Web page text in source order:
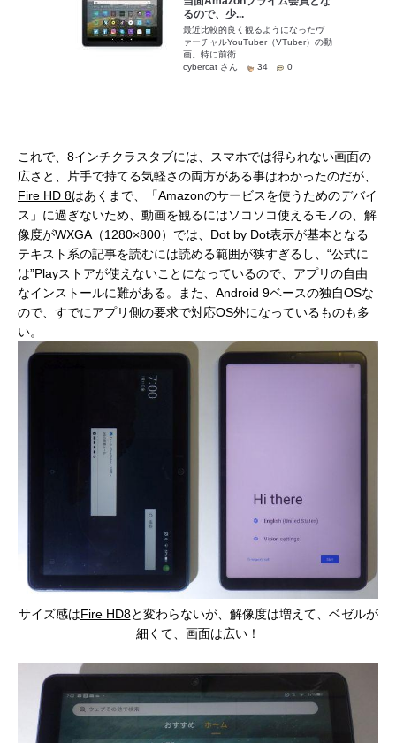
これで、8インチクラスタブには、スマホでは得られない画面の
広さと、片手で持てる気軽さの両方がある事はわかったのだが、
Fire HD 8はあくまで、「Amazonのサービスを使うためのデバイ
ス」に過ぎないため、動画を観るにはソコソコ使えるモノの、解
像度がWXGA（1280×800）では、Dot by Dot表示が基本となる
テキスト系の記事を読むには読める範囲が狭すぎるし、“公式に
は”Playストアが使えないことになっているので、アプリの自由
なインストールに難がある。また、Android 9ベースの独自OSな
ので、すでにアプリ側の要求で対応OS外になっているものも多
い。
サイズ感はFire HD8と変わらないが、解像度は増えて、ベゼルが
細くて、画面は広い！